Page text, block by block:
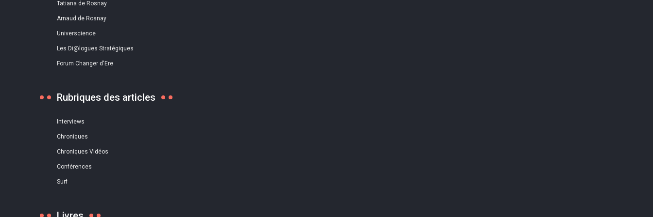
Tatiana de Rosnay
Arnaud de Rosnay
Universcience
Les Di@logues Stratégiques
Forum Changer d'Ere
Rubriques des articles
Interviews
Chroniques
Chroniques Vidéos
Conférences
Surf